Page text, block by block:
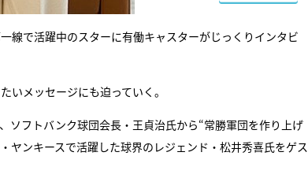
線で活躍中のスターに有働キャスターがじっくりインタビ
いメッセージにも迫っていく。
ソフトバンク球団会長・王貞治氏から“常勝軍団を作り上げ
ヤンキースで活躍した球界のレジェンド・松井秀喜氏をゲス